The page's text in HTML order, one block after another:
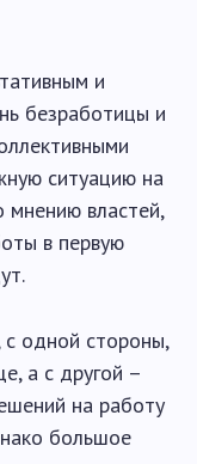
и
безработицы и
ситуацию на
мнению властей,
в первую
с одной стороны,
а с другой –
на работу
большое